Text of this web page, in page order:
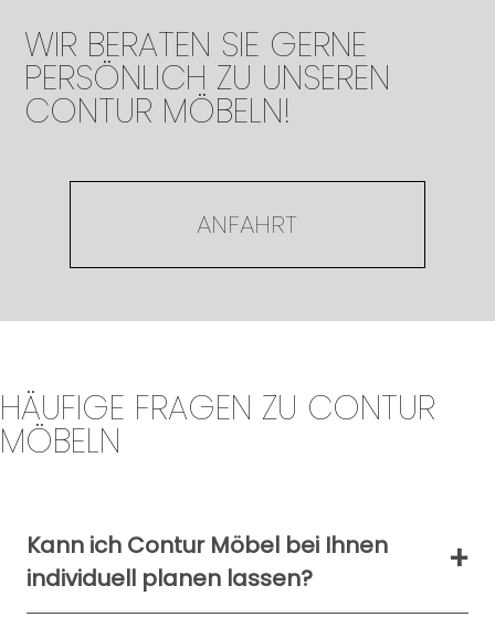
WIR BERATEN SIE GERNE
PERSÖNLICH ZU UNSEREN
CONTUR MÖBELN!
ANFAHRT
HÄUFIGE FRAGEN ZU CONTUR
MÖBELN
Kann ich Contur Möbel bei Ihnen
individuell planen lassen?